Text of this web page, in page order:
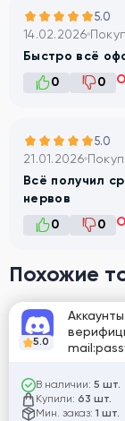
5.0
14.02.2026
Быстро всё
0
0
5.0
21.01.2026
Всё получил
нервов
0
0
Похожие
5.0
В наличии: 5 шт.
Купили: 63 шт.
Мин. заказ: 1 шт.